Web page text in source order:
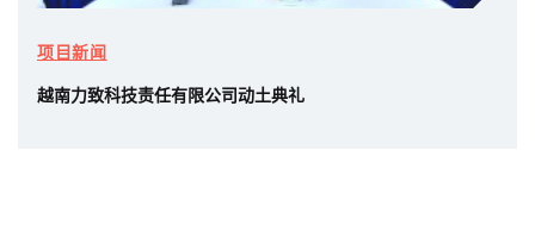
项目新闻
越南力致科技责任有限公司动土典礼